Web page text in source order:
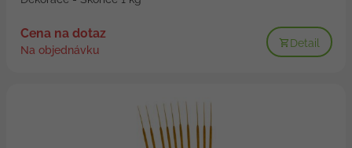
Cena na dotaz
Na objednávku
Detail